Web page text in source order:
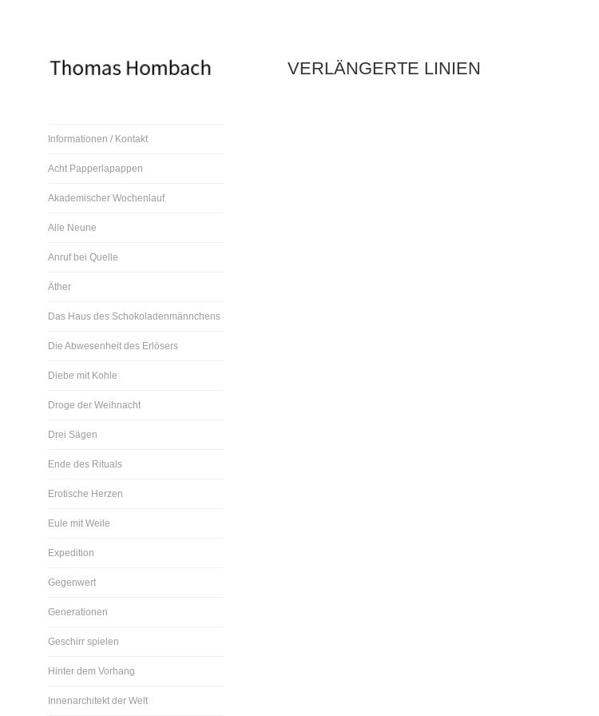
Thomas Hombach, Bildender
Informationen / Kontakt
Acht Papperlapappen
Akademischer Wochenlauf
Alle Neune
Anruf bei Quelle
Äther
Das Haus des Schokoladenmännchens
Die Abwesenheit des Erlösers
Diebe mit Kohle
Droge der Weihnacht
Drei Sägen
Ende des Rituals
Erotische Herzen
Eule mit Weile
Expedition
Gegenwert
Generationen
Geschirr spielen
Hinter dem Vorhang
Innenarchitekt der Welt
VERLÄNGERTE LINIEN